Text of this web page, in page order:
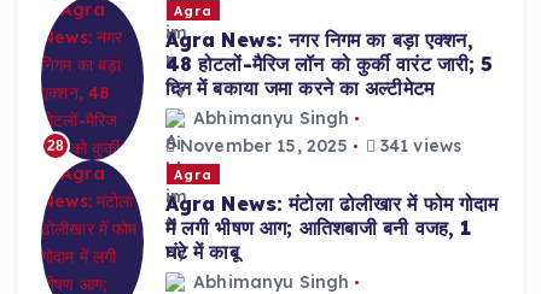
28
Agra
Agra News: नगर निगम का बड़ा एक्शन,
48 होटलों-मैरिज लॉन को कुर्की वारंट जारी; 5
दिन में बकाया जमा करने का अल्टीमेटम
Abhimanyu Singh
November 15, 2025
341 views
Agra
Agra News: मंटोला ढोलीखार में फोम गोदाम
में लगी भीषण आग; आतिशबाजी बनी वजह, 1
घंटे में काबू
Abhimanyu Singh